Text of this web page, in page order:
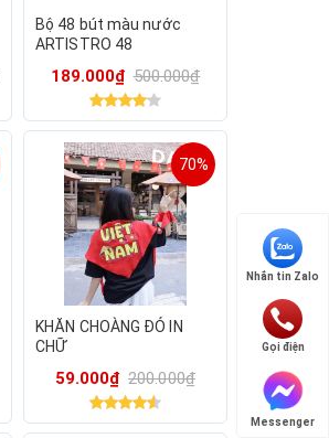
Bộ 48 bút màu nước
ARTISTRO 48
189.000₫ 500.000₫
70%
KHĂN CHOÀNG ĐỎ IN
CHỮ
59.000₫ 200.000₫
Nhắn tin Zalo
Gọi điện
Messenger